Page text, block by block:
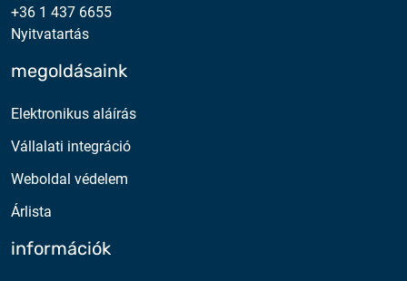
+36 1 437 6655
Nyitvatartás
megoldásaink
Elektronikus aláírás
Vállalati integráció
Weboldal védelem
Árlista
információk